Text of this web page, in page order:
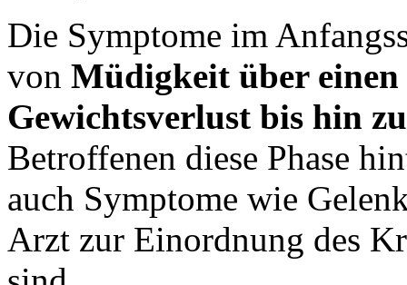
Die Symptome im
von Müdigkeit über
Gewichtsverlust bis hin
Betroffenen diese Phase
auch Symptome wie
Arzt zur Einordnung des